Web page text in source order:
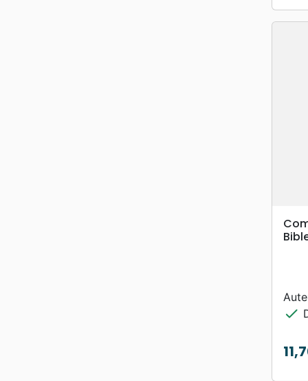
check
Prix